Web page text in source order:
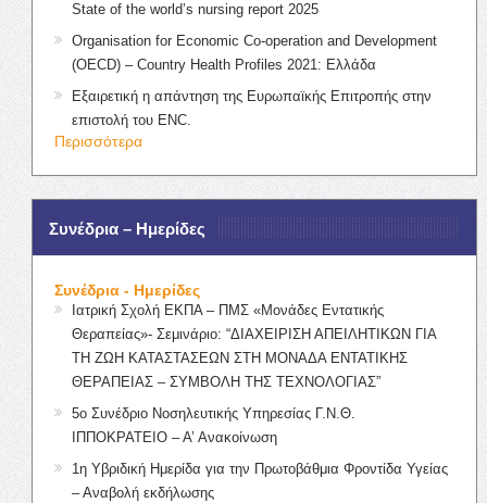
State of the world’s nursing report 2025
Organisation for Economic Co-operation and Development
(OECD) – Country Health Profiles 2021: Ελλάδα
Εξαιρετική η απάντηση της Ευρωπαϊκής Επιτροπής στην
επιστολή του ENC.
Περισσότερα
Συνέδρια – Ημερίδες
Συνέδρια - Ημερίδες
Ιατρική Σχολή ΕΚΠΑ – ΠΜΣ «Μονάδες Εντατικής
Θεραπείας»- Σεμινάριο: “ΔΙΑΧΕΙΡΙΣΗ ΑΠΕΙΛΗΤΙΚΩΝ ΓΙΑ
ΤΗ ΖΩΗ ΚΑΤΑΣΤΑΣΕΩΝ ΣΤΗ ΜΟΝΑΔΑ ΕΝΤΑΤΙΚΗΣ
ΘΕΡΑΠΕΙΑΣ – ΣΥΜΒΟΛΗ ΤΗΣ ΤΕΧΝΟΛΟΓΙΑΣ”
5ο Συνέδριο Νοσηλευτικής Υπηρεσίας Γ.Ν.Θ.
ΙΠΠΟΚΡΑΤΕΙΟ – Α’ Ανακοίνωση
1η Υβριδική Ημερίδα για την Πρωτοβάθμια Φροντίδα Υγείας
– Αναβολή εκδήλωσης